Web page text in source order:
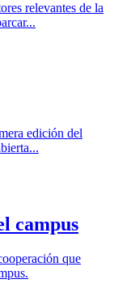
relevantes de la
edición del
campus
que